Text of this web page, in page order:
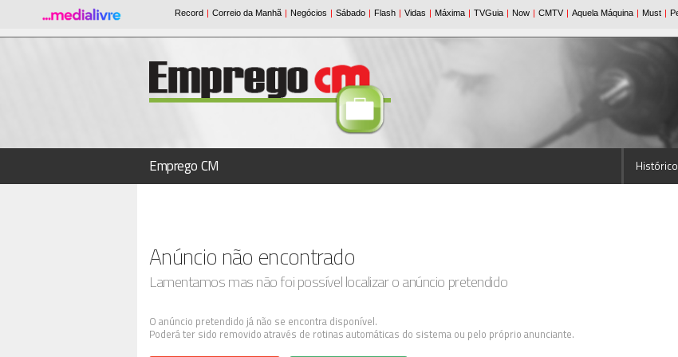
Emprego CM Histórico
Anúncio não encontrado
Lamentamos mas não foi possível localizar o anúncio pretendido
O anúncio pretendido já não se encontra disponível.
Poderá ter sido removido através de rotinas automáticas do sistema ou pelo próprio anunciante.